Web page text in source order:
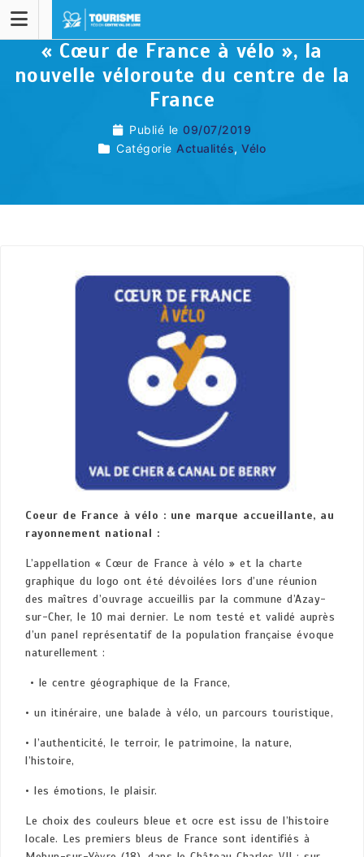
« Cœur de France à vélo », la
nouvelle véloroute du centre de la
France
Publié le 09/07/2019
Catégorie Actualités,Vélo
Coeur de France à vélo : une marque accueillante, au
rayonnement national :
L’appellation « Cœur de France à vélo » et la charte
graphique du logo ont été dévoilées lors d’une réunion
des maîtres d’ouvrage accueillis par la commune d’Azay-
sur-Cher, le 10 mai dernier. Le nom testé et validé auprès
d’un panel représentatif de la population française évoque
naturellement :
• le centre géographique de la France,
• un itinéraire, une balade à vélo, un parcours touristique,
• l’authenticité, le terroir, le patrimoine, la nature,
l’histoire,
• les émotions, le plaisir.
Le choix des couleurs bleue et ocre est issu de l’histoire
locale. Les premiers bleus de France sont identifiés à